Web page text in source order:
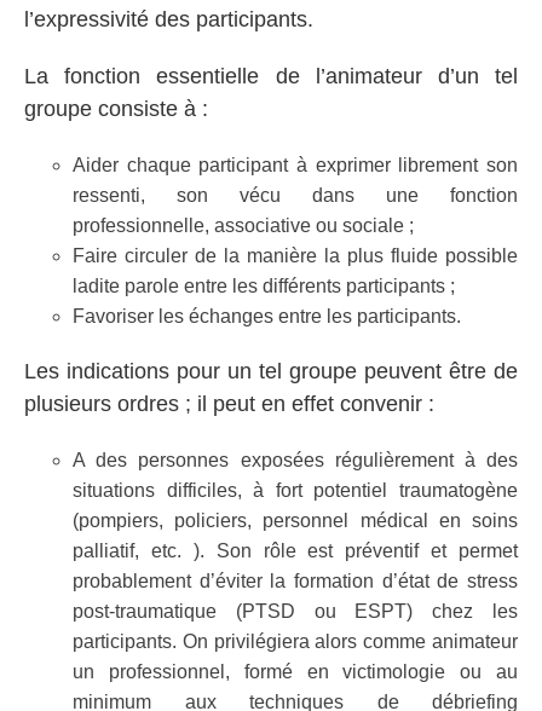
l’expressivité des participants.
La fonction essentielle de l’animateur d’un tel
groupe consiste à :
Aider chaque participant à exprimer librement son
ressenti, son vécu dans une fonction
professionnelle, associative ou sociale ;
Faire circuler de la manière la plus fluide possible
ladite parole entre les différents participants ;
Favoriser les échanges entre les participants.
Les indications pour un tel groupe peuvent être de
plusieurs ordres ; il peut en effet convenir :
A des personnes exposées régulièrement à des
situations difficiles, à fort potentiel traumatogène
(pompiers, policiers, personnel médical en soins
palliatif, etc. ). Son rôle est préventif et permet
probablement d’éviter la formation d’état de stress
post-traumatique (PTSD ou ESPT) chez les
participants. On privilégiera alors comme animateur
un professionnel, formé en victimologie ou au
minimum aux techniques de débriefing